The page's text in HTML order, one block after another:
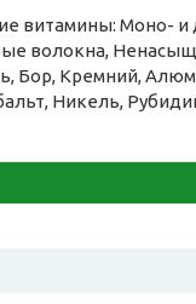
витамины: Моно- и
волокна,
Бор, Кремний,
Никель,